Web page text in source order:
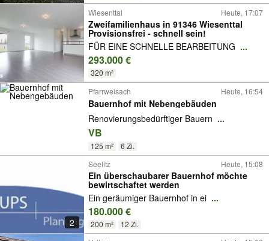
Wiesenttal
Heute, 17:07
Zweifamilienhaus in 91346 Wiesenttal
Provisionsfrei - schnell sein!
FÜR EINE SCHNELLE BEARBEITUNG ...
293.000 €
320 m²
Pfarrweisach
Heute, 16:54
Bauernhof mit Nebengebäuden
Renovierungsbedürftiger Bauern ...
VB
125 m² 6 Zi.
2
Seelitz Heute, 15:08
Ein überschaubarer Bauernhof möchte
bewirtschaftet werden
Ein geräumiger Bauernhof in ei ...
180.000 €
200 m² 12 Zi.